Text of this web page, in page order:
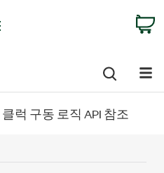
클럭 구동 로직 API 참조